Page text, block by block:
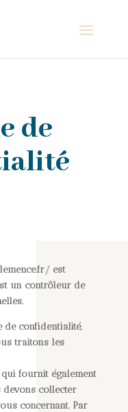
de
est
un contrôleur de
de confidentialité,
traitons les
fournit également
collecter
concernant. Par